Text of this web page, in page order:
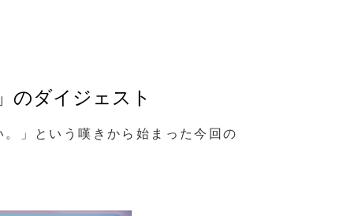
のダイジェスト
」という嘆きから始まった今回の